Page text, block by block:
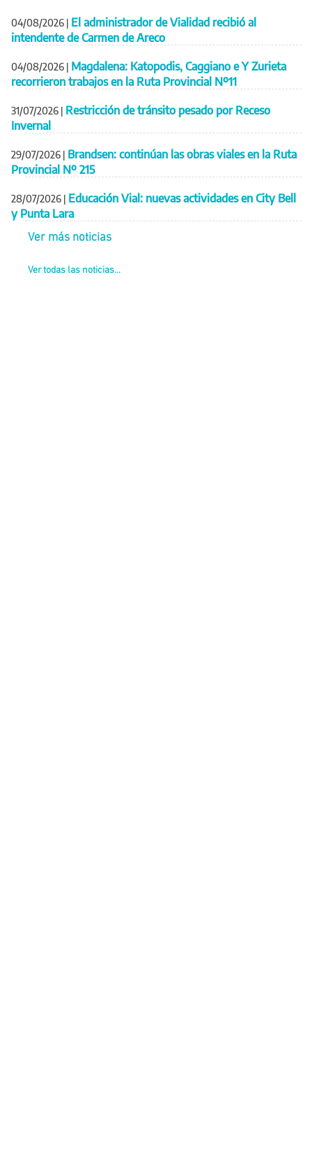
04/08/2026 | El administrador de Vialidad recibió al
intendente de Carmen de Areco
04/08/2026 | Magdalena: Katopodis, Caggiano e Y Zurieta
recorrieron trabajos en la Ruta Provincial Nº11
31/07/2026 | Restricción de tránsito pesado por Receso
Invernal
29/07/2026 | Brandsen: continúan las obras viales en la Ruta
Provincial Nº 215
28/07/2026 | Educación Vial: nuevas actividades en City Bell
y Punta Lara
Ver más noticias
Ver todas las noticias...